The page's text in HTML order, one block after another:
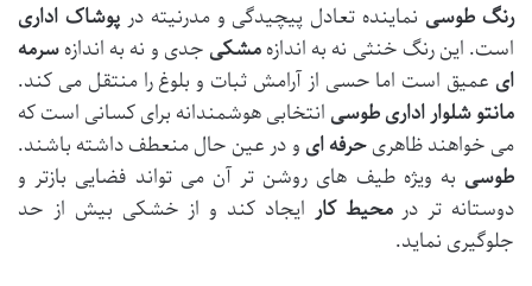
رنگ طوسی نماینده تعادل پیچیدگی و مدرنیته درپوشاک اداری
است. این رنگ خنثی نه به اندازهمشکی جدی و نه به اندازهسرمه
ای عمیق است اما حسی از آرامش ثبات و بلوغ را منتقل می کند.
مانتو شلوار اداریطوسی انتخابی هوشمندانه برای کسانی است که
می خواهند ظاهریحرفه ای و در عین حال منعطف داشته باشند.
طوسی به ویژه طیف های روشن تر آن می تواند فضایی بازتر و
دوستانه تر درمحیط کار ایجاد کند و از خشکی بیش از حد
جلوگیری نماید.